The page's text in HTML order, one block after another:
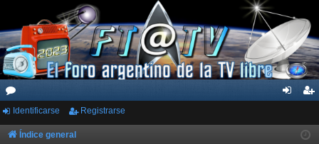
or
os ist
Identificarse Registrarse
Índice general